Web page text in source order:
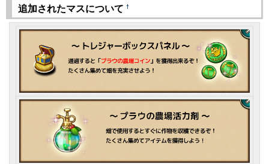
追加されたマスについて †